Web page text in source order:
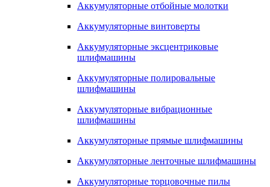
Аккумуляторные отбойные молотки
Аккумуляторные винтоверты
Аккумуляторные эксцентриковые
шлифмашины
Аккумуляторные полировальные
шлифмашины
Аккумуляторные вибрационные
шлифмашины
Аккумуляторные прямые шлифмашины
Аккумуляторные ленточные шлифмашины
Аккумуляторные торцовочные пилы